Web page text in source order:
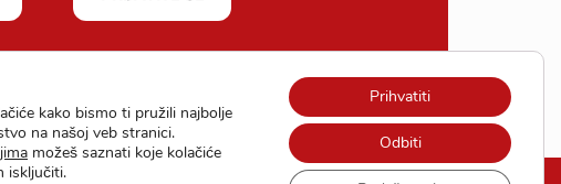
kako bismo ti pružili najbolje
na našoj veb stranici.
možeš saznati koje kolačiće
isključiti.
Prihvatiti
Odbiti